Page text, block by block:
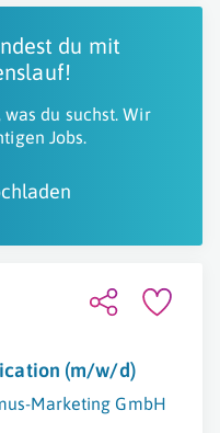
du mit
du suchst. Wir
Jobs.
(m/w/d)
Marketing GmbH